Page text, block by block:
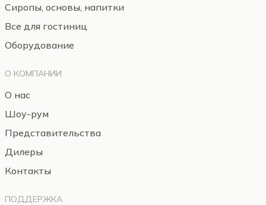
Сиропы, основы, напитки
Все для гостиниц
Оборудование
О КОМПАНИИ
О нас
Шоу-рум
Представительства
Дилеры
Контакты
ПОДДЕРЖКА